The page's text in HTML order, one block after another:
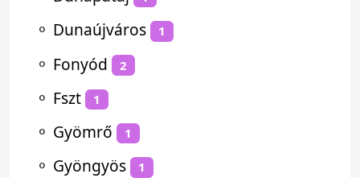
⚬ Dunaújváros 1
⚬ Fonyód 2
⚬ Fszt 1
⚬ Gyömrő 1
⚬ Gyöngyös 1